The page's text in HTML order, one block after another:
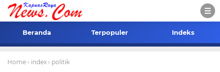
Beranda Terpopuler Indeks
Home › index › politik